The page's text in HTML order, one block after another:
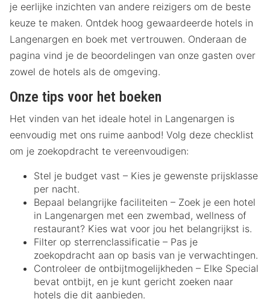
je eerlijke inzichten van andere reizigers om de beste
keuze te maken. Ontdek hoog gewaardeerde hotels in
Langenargen en boek met vertrouwen. Onderaan de
pagina vind je de beoordelingen van onze gasten over
zowel de hotels als de omgeving.
Onze tips voor het boeken
Het vinden van het ideale hotel in Langenargen is
eenvoudig met ons ruime aanbod! Volg deze checklist
om je zoekopdracht te vereenvoudigen:
Stel je budget vast – Kies je gewenste prijsklasse
per nacht.
Bepaal belangrijke faciliteiten – Zoek je een hotel
in Langenargen met een zwembad, wellness of
restaurant? Kies wat voor jou het belangrijkst is.
Filter op sterrenclassificatie – Pas je
zoekopdracht aan op basis van je verwachtingen.
Controleer de ontbijtmogelijkheden – Elke Special
bevat ontbijt, en je kunt gericht zoeken naar
hotels die dit aanbieden.